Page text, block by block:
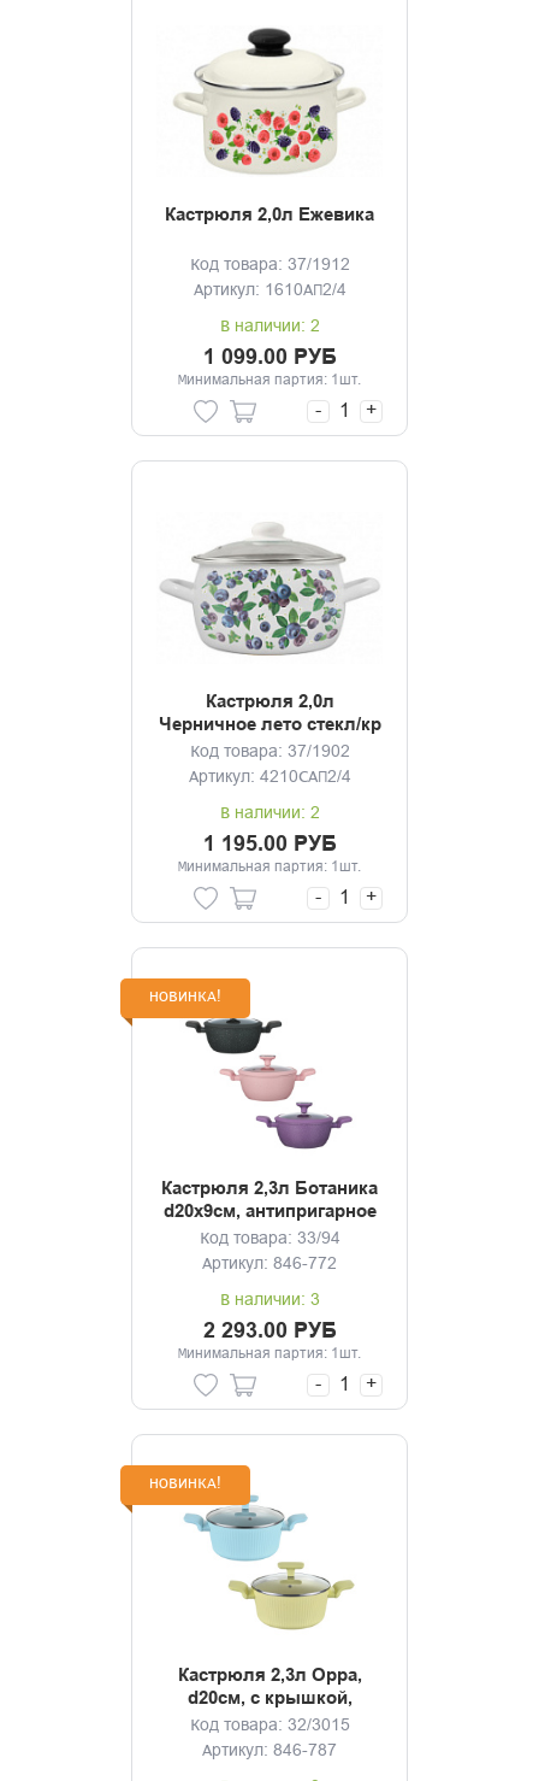
Кастрюля 2,0л Ежевика
Код товара: 37/1912
Артикул: 1610АП2/4
В наличии: 2
1 099.00 РУБ
Минимальная партия: 1шт.
- +
Кастрюля 2,0л
Черничное лето стекл/кр
Код товара: 37/1902
Артикул: 4210САП2/4
В наличии: 2
1 195.00 РУБ
Минимальная партия: 1шт.
- +
НОВИНКА!
Кастрюля 2,3л Ботаника
d20х9см, антипригарное
покрытие мрамор,
индукция, 3 цвета
Код товара: 33/94
Артикул: 846-772
В наличии: 3
2 293.00 РУБ
Минимальная партия: 1шт.
- +
НОВИНКА!
Кастрюля 2,3л Орра,
d20см, с крышкой,
мрамор,индукция
Код товара: 32/3015
Артикул: 846-787